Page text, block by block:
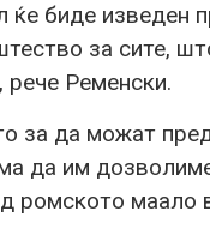
ќе биде изведен
за сите,
рече Ременски.
за да можат
да им
ромското маало